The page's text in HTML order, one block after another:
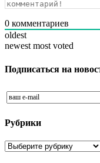
0 комментариев
oldest
newest most voted
Подписаться на
Рубрики
Рубрики